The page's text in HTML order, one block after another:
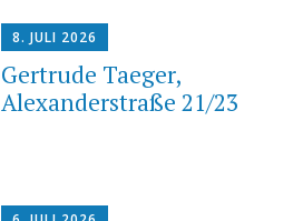
8. JULI 2026
Gertrude Taeger,
Alexanderstraße 21/23